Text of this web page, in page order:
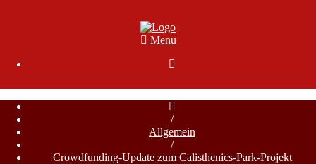
Menu

/
Allgemein
/
Crowdfunding-Update zum Calisthenics-Park-Projekt